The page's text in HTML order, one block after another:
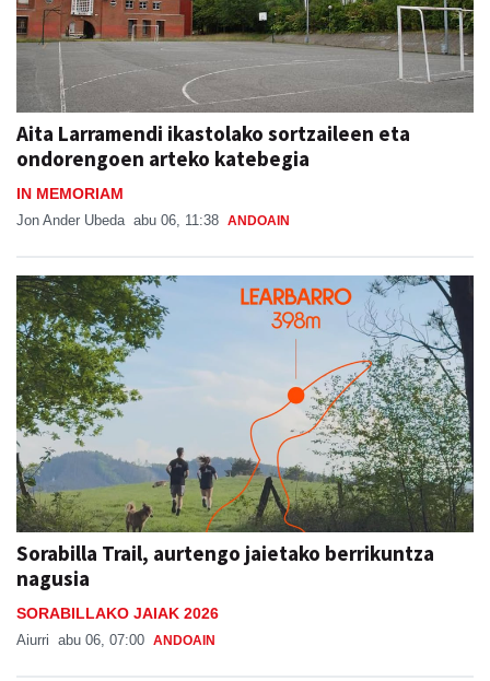
Aita Larramendi ikastolako sortzaileen eta
ondorengoen arteko katebegia
IN MEMORIAM
Jon Ander Ubeda abu 06, 11:38 ANDOAIN
Sorabilla Trail, aurtengo jaietako berrikuntza
nagusia
SORABILLAKO JAIAK 2026
Aiurri abu 06, 07:00 ANDOAIN